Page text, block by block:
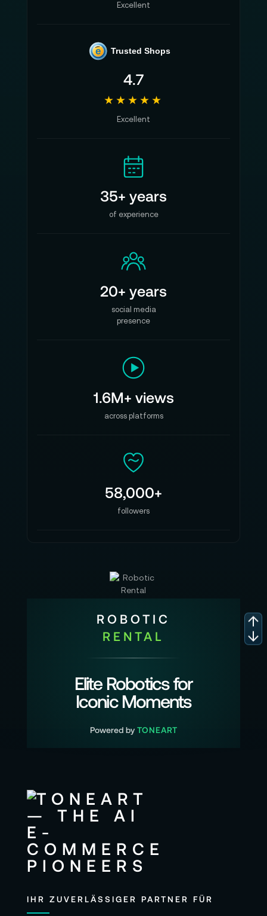
Excellent
e Trusted Shops
4.7
★★★★★
Excellent
35+ years
of experience
20+ years
social media
presence
1.6M+ views
across platforms
58,000+
followers
ROBOTIC
RENTAL
Elite Robotics for
Iconic Moments
Powered by TONEART
IHR ZUVERLÄSSIGER PARTNER FÜR